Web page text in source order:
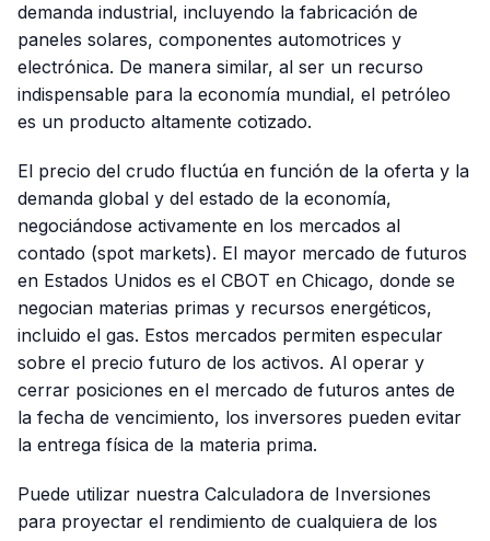
demanda industrial, incluyendo la fabricación de
paneles solares, componentes automotrices y
electrónica. De manera similar, al ser un recurso
indispensable para la economía mundial, el petróleo
es un producto altamente cotizado.
El precio del crudo fluctúa en función de la oferta y la
demanda global y del estado de la economía,
negociándose activamente en los mercados al
contado (spot markets). El mayor mercado de futuros
en Estados Unidos es el CBOT en Chicago, donde se
negocian materias primas y recursos energéticos,
incluido el gas. Estos mercados permiten especular
sobre el precio futuro de los activos. Al operar y
cerrar posiciones en el mercado de futuros antes de
la fecha de vencimiento, los inversores pueden evitar
la entrega física de la materia prima.
Puede utilizar nuestra Calculadora de Inversiones
para proyectar el rendimiento de cualquiera de los